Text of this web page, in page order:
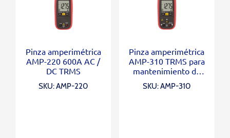
Pinza amperimétrica
AMP-220 600A AC /
DC TRMS
SKU: AMP-220
Pinza amperimétrica
AMP-310 TRMS para
mantenimiento de
SKU: AMP-310